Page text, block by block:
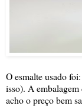
O esmalte usado
isso). A
acho o preço bem